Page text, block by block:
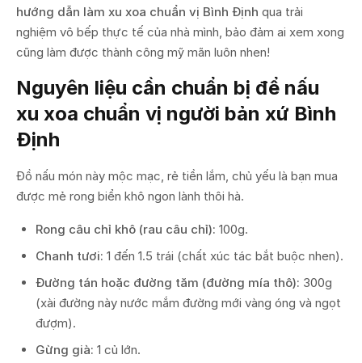
hướng dẫn làm xu xoa chuẩn vị Bình Định qua trải
nghiệm vô bếp thực tế của nhà mình, bảo đảm ai xem xong
cũng làm được thành công mỹ mãn luôn nhen!
Nguyên liệu cần chuẩn bị để nấu
xu xoa chuẩn vị người bản xứ Bình
Định
Đồ nấu món này mộc mạc, rẻ tiền lắm, chủ yếu là bạn mua
được mẻ rong biển khô ngon lành thôi hà.
Rong câu chỉ khô (rau câu chỉ): 100g.
Chanh tươi: 1 đến 1.5 trái (chất xúc tác bắt buộc nhen).
Đường tán hoặc đường tăm (đường mía thô): 300g
(xài đường này nước mắm đường mới vàng óng và ngọt
đượm).
Gừng già: 1 củ lớn.